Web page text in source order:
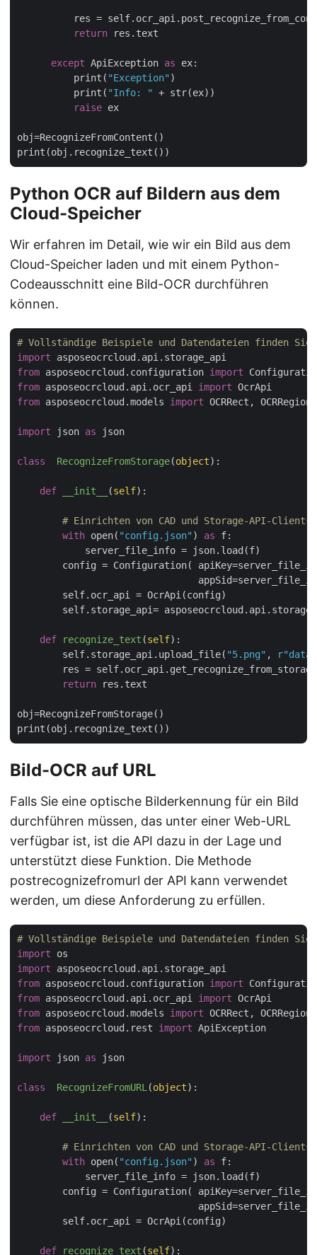
res =
return res.text
except ApiException as ex:
          print(
"Exception" )
          print(
"Info: "
+ str(ex))
raise ex
obj=RecognizeFromContent()
Python OCR auf Bildern aus dem
Cloud-Speicher
Wir erfahren im Detail, wie wir ein Bild aus dem
Cloud-Speicher laden und mit einem Python-
Codeausschnitt eine Bild-OCR durchführen
können.
# Vollständige Beispiele und Datendateien finden
import
from asposeocrcloud.configuration import
from asposeocrcloud.api.ocr_api import
from asposeocrcloud.models import OCRRect,
import json as json
class RecognizeFromStorage(object):
def __init__ (self):
# Einrichten von CAD und Storage-API-Clients
with open( "config.json" ) as f:
            server_file_info = json.load(f)
config = Configuration(
        self.ocr_api = OcrApi(config)
self.storage_api=
def recognize_text (self):
        self.storage_api.upload_file(
"5.png" ,
res =
return res.text
obj=RecognizeFromStorage()
Bild-OCR auf URL
Falls Sie eine optische Bilderkennung für ein Bild
durchführen müssen, das unter einer Web-URL
verfügbar ist, ist die API dazu in der Lage und
unterstützt diese Funktion. Die Methode
postrecognizefromurl der API kann verwendet
werden, um diese Anforderung zu erfüllen.
# Vollständige Beispiele und Datendateien finden
import
import
from asposeocrcloud.configuration import
from asposeocrcloud.api.ocr_api import
from asposeocrcloud.models import
from asposeocrcloud.rest import ApiException
import json as json
class RecognizeFromURL (object):
def __init__ (self):
# Einrichten von CAD und Storage-API-Clients
with open( "config.json" ) as f:
            server_file_info = json.load(f)
config = Configuration(
        self.ocr_api = OcrApi(config)
def recognize_text (self):